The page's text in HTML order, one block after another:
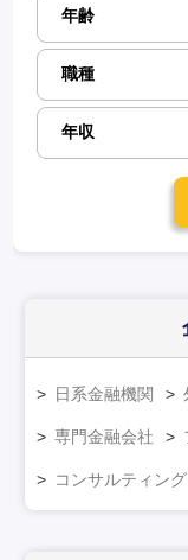
日系金融機関
専門金融会社
コンサルティン